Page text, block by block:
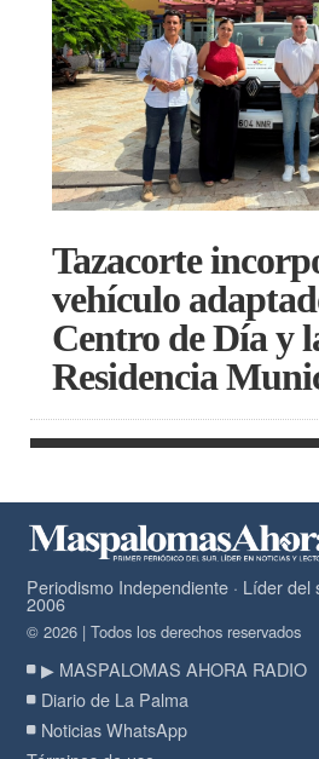
Tazacorte
vehículo
Centro de Día y
Residencia
Periodismo Independiente · Líder
2006
© 2026 | Todos los derechos reservados
▶ MASPALOMAS AHORA RADIO
Diario de La Palma
Noticias WhatsApp